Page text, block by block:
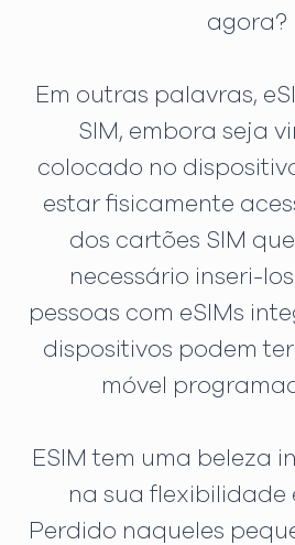
agora?
Em outras palavras,
SIM, embora seja
colocado no
estar fisicamente
dos cartões SIM
necessário inseri-
pessoas com eSIMs
dispositivos podem
móvel
ESIM tem uma beleza
na sua flexibilidade
Perdido naqueles